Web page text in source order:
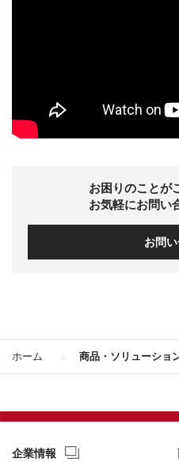
お困りのことが
お気軽にお問い
お問
ホーム 商品・ソリューショ
企業情報